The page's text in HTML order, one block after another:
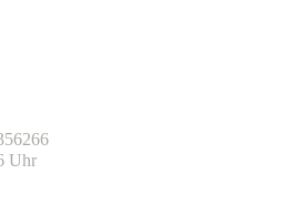
Uhr